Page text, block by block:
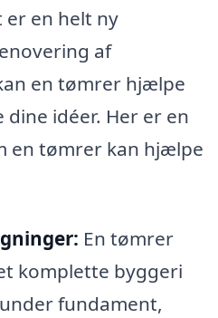
er en helt ny
af
en tømrer hjælpe
idéer. Her er en
en tømrer kan hjælpe
En tømrer
komplette byggeri
fundament,